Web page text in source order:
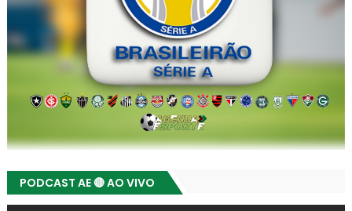
PODCAST AE 🔴 AO VIVO